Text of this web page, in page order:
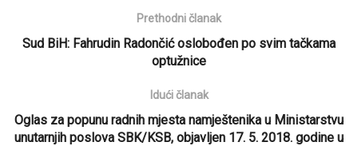
Prethodni članak
Sud BiH: Fahrudin Radončić oslobođen po svim tačkama
optužnice
Idući članak
Oglas za popunu radnih mjesta namještenika u Ministarstvu
unutarnjih poslova SBK/KSB, objavljen 17. 5. 2018. godine u